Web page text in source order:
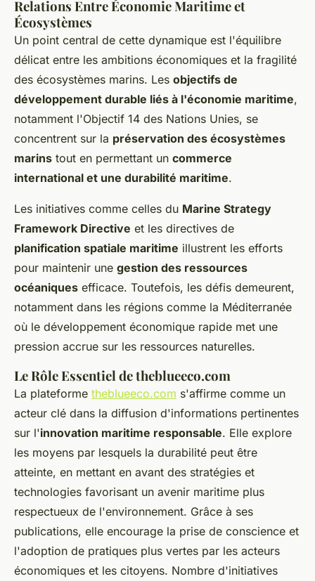
Relations Entre Économie Maritime et
Écosystèmes
Un point central de cette dynamique est l'équilibre
délicat entre les ambitions économiques et la fragilité
des écosystèmes marins. Les objectifs de
développement durable liés à l'économie maritime,
notamment l'Objectif 14 des Nations Unies, se
concentrent sur la préservation des écosystèmes
marins tout en permettant un commerce
international et une durabilité maritime.
Les initiatives comme celles du Marine Strategy
Framework Directive et les directives de
planification spatiale maritime illustrent les efforts
pour maintenir une gestion des ressources
océaniques efficace. Toutefois, les défis demeurent,
notamment dans les régions comme la Méditerranée
où le développement économique rapide met une
pression accrue sur les ressources naturelles.
Le Rôle Essentiel de theblueeco.com
La plateforme theblueeco.com s'affirme comme un
acteur clé dans la diffusion d'informations pertinentes
sur l'innovation maritime responsable. Elle explore
les moyens par lesquels la durabilité peut être
atteinte, en mettant en avant des stratégies et
technologies favorisant un avenir maritime plus
respectueux de l'environnement. Grâce à ses
publications, elle encourage la prise de conscience et
l'adoption de pratiques plus vertes par les acteurs
économiques et les citoyens. Nombre d'initiatives